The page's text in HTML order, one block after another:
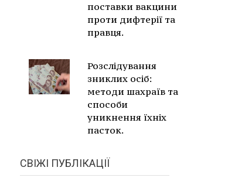
поставки вакцини
проти дифтерії та
правця.
Розслідування
зниклих осіб:
методи шахраїв та
способи
уникнення їхніх
пасток.
СВІЖІ ПУБЛІКАЦІЇ